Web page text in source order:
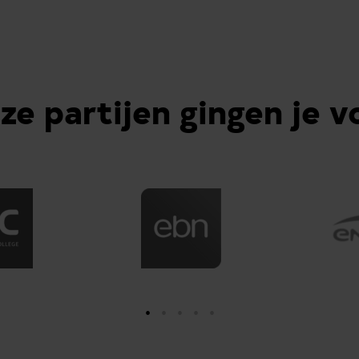
partijen gingen je